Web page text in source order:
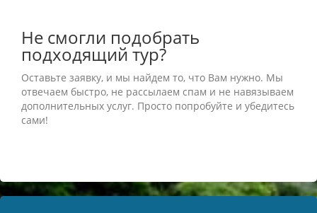
Не смогли подобрать
подходящий тур?
Оставьте заявку, и мы найдем то, что Вам нужно. Мы
отвечаем быстро, не рассылаем спам и не навязываем
дополнительных услуг. Просто попробуйте и убедитесь
сами!